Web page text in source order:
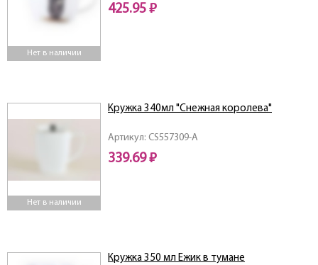
Нет в наличии
425.95 ₽
Нет в наличии
Артикул: CS557309-A
Кружка 340мл "Снежная королева"
339.69 ₽
Кружка 350 мл Ежик в тумане